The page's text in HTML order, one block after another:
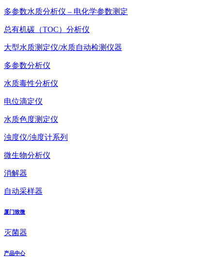
多参数水质分析仪 – 电化学参数测定
总有机碳（TOC）分析仪
大型水质测定仪/水质自动检测仪器
多参数分析仪
水质毒性分析仪
电位滴定仪
水质色度测定仪
浊度仪/浊度计系列
微生物分析仪
消解器
自动采样器
厦门致微
灭菌器
产品中心